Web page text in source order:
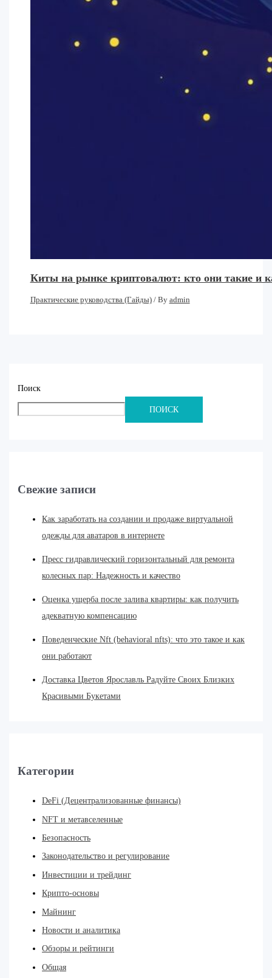
Киты на рынке криптовалют: кто они такие и
Практические руководства (Гайды)/ By admin
Поиск
ПОИСК
Свежие записи
Как заработать на создании и продаже виртуальной
одежды для аватаров в интернете
Пресс гидравлический горизонтальный для ремонта
колесных пар: Надежность и качество
Оценка ущерба после залива квартиры: как получить
адекватную компенсацию
Поведенческие Nft (behavioral nfts): что это такое и как
они работают
Доставка Цветов Ярославль Радуйте Своих Близких
Красивыми Букетами
Категории
DeFi (Децентрализованные финансы)
NFT и метавселенные
Безопасность
Законодательство и регулирование
Инвестиции и трейдинг
Крипто-основы
Майнинг
Новости и аналитика
Обзоры и рейтинги
Общая